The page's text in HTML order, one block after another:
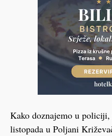
Kako doznajemo u
listopada u Poljani